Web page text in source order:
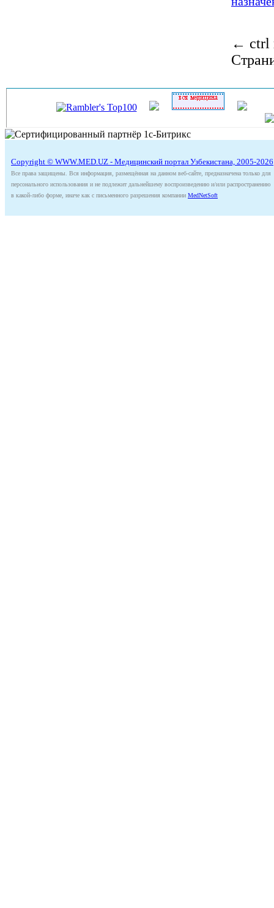
← ctrl
Copyright © WWW.MED.UZ - Медицинский портал Узбекистана, 2005-2026
Все права защищены. Вся информация, размещённая на данном веб-сайте, предназначена только для
персонального использования и не подлежит дальнейшему воспроизведению и/или распространению
в какой-либо форме, иначе как с письменного разрешения компании MedNetSoft